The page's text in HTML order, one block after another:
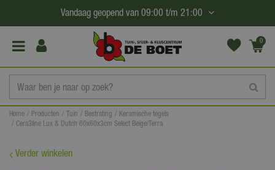
a
Home Producten Tuin Bestrating
Keramische tegels
Cera3line Lux & Dutch 60x60x3cm Select Beige/Terra
Vandaag geopend van 09:00 t/m 21:00
0
(€0,
Verder winkelen